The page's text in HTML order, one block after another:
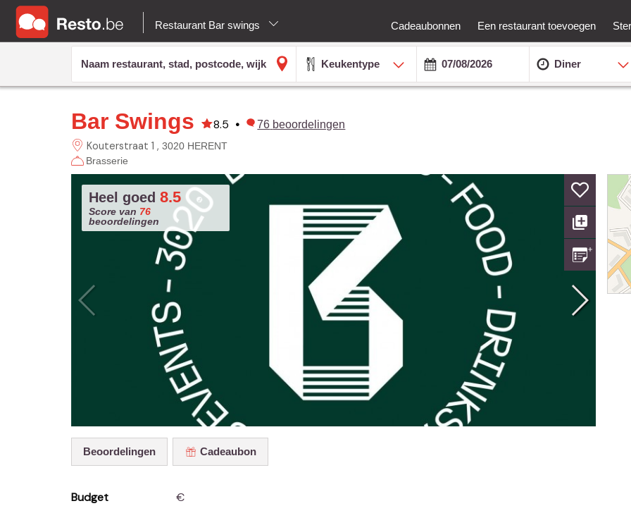
Restaurant Bar swings Cadeaubonnen Een restaurant toevoegen
Keukentype Diner
Bar Swings 8.5 • 76 beoordelingen
Kouterstraat 1
3020 HERENT
Brasserie
Heel goed 8.5
Score van 76
beoordelingen
Beoordelingen Cadeaubon
Budget €